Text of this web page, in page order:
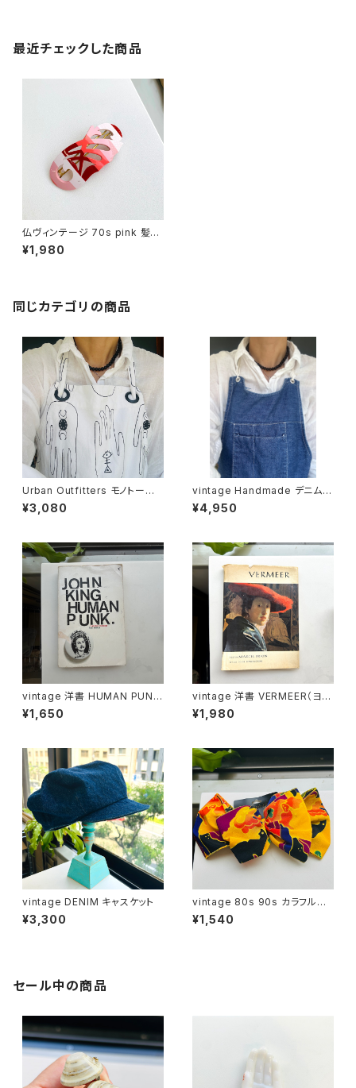
最近チェックした商品
仏ヴィンテージ 70s pink 髪留
めバレッタ
¥1,980
同じカテゴリの商品
Urban Outfitters モノトーン
総柄エプロン
¥3,080
vintage Handmade デニムエ
プロン
¥4,950
vintage 洋書 HUMAN PUNK
by John King
¥1,650
vintage 洋書 VERMEER（ヨハ
ネス・フェルメール）
¥1,980
vintage DENIM キャスケット
¥3,300
vintage 80s 90s カラフルリ
ボンバレッタ
¥1,540
セール中の商品